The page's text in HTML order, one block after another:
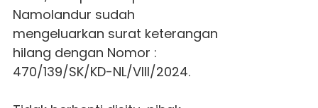
Namolandur sudah
mengeluarkan surat keterangan
hilang dengan Nomor :
470/139/SK/KD-NL/VIII/2024.